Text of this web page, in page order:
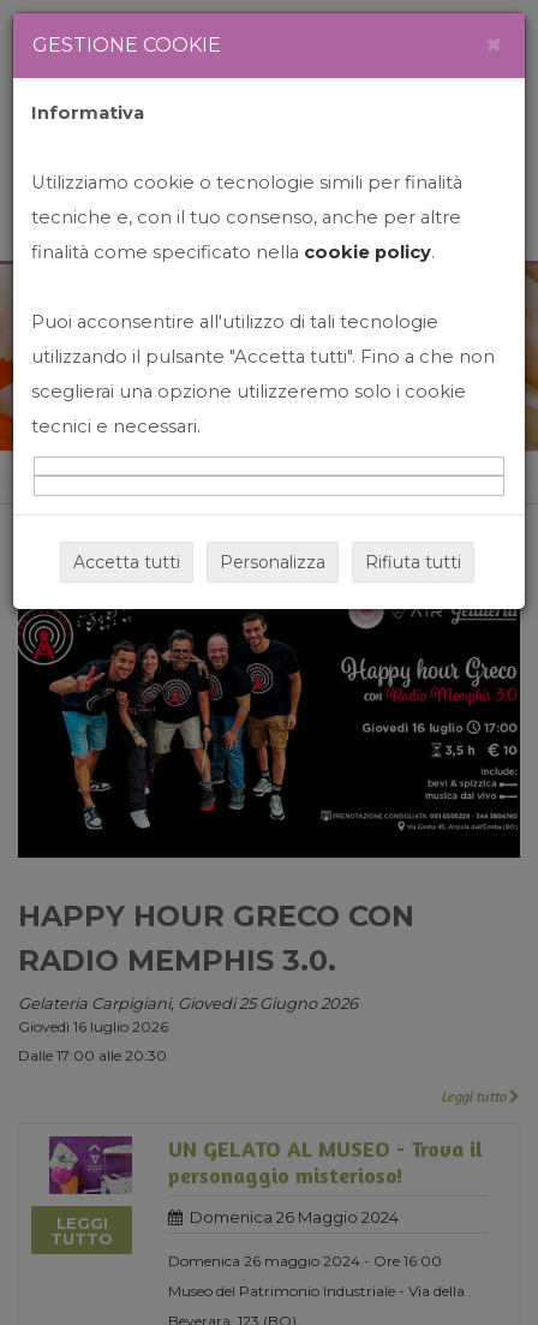
News&Events
Home News&events
HAPPY HOUR GRECO CON
RADIO MEMPHIS 3.0.
Gelateria Carpigiani, Giovedi 25 Giugno 2026
Giovedì 16 luglio 2026
Dalle 17:00 alle 20:30
Leggi tutto
LEGGI
TUTTO
UN GELATO AL MUSEO - Trova il
personaggio misterioso!
Domenica 26 Maggio 2024
Domenica 26 maggio 2024 - Ore 16:00
Museo del Patrimonio Industriale - Via della
Beverara, 123 (BO)
GESTIONE COOKIE ×
Informativa
Utilizziamo cookie o tecnologie simili per finalità
tecniche e, con il tuo consenso, anche per altre
finalità come specificato nella cookie policy.
Puoi acconsentire all'utilizzo di tali tecnologie
utilizzando il pulsante "Accetta tutti". Fino a che non
sceglierai una opzione utilizzeremo solo i cookie
tecnici e necessari.
Accetta tutti Personalizza Rifiuta tutti